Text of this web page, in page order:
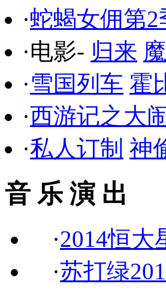
·蛇蝎女佣第2
·电影- 归来
·雪国列车 霍
·西游记之大
·私人订制 神
音 乐 演 出
·2014恒大
·苏打绿